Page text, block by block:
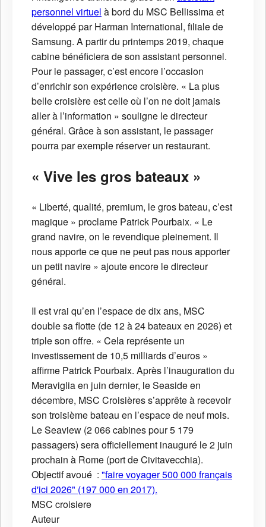
personnel virtuel à bord du MSC Bellissima et
développé par Harman International, filiale de
Samsung. A partir du printemps 2019, chaque
cabine bénéficiera de son assistant personnel.
Pour le passager, c’est encore l’occasion
d’enrichir son expérience croisière. « La plus
belle croisière est celle où l’on ne doit jamais
aller à l’information » souligne le directeur
général. Grâce à son assistant, le passager
pourra par exemple réserver un restaurant.
« Vive les gros bateaux »
« Liberté, qualité, premium, le gros bateau, c’est
magique » proclame Patrick Pourbaix. « Le
grand navire, on le revendique pleinement. Il
nous apporte ce que ne peut pas nous apporter
un petit navire » ajoute encore le directeur
général.
Il est vrai qu’en l’espace de dix ans, MSC
double sa flotte (de 12 à 24 bateaux en 2026) et
triple son offre. « Cela représente un
investissement de 10,5 milliards d’euros »
affirme Patrick Pourbaix. Après l’inauguration du
Meraviglia en juin dernier, le Seaside en
décembre, MSC Croisières s’apprête à recevoir
son troisième bateau en l’espace de neuf mois.
Le Seaview (2 066 cabines pour 5 179
passagers) sera officiellement inauguré le 2 juin
prochain à Rome (port de Civitavecchia).
Objectif avoué : "faire voyager 500 000 français
d'ici 2026" (197 000 en 2017).
MSC croisiere
Auteur